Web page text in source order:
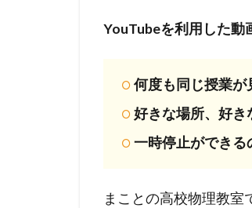
YouTubeを利用した動
何度も同じ授業が
好きな場所、好き
一時停止ができる
まことの高校物理教室